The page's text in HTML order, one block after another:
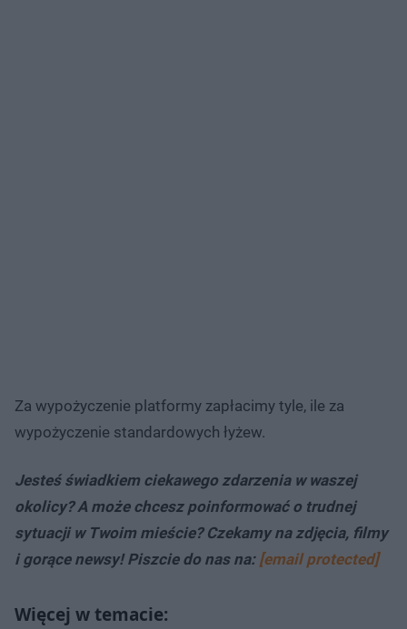
Za wypożyczenie platformy zapłacimy tyle, ile za
wypożyczenie standardowych łyżew.
Jesteś świadkiem ciekawego zdarzenia w waszej
okolicy? A może chcesz poinformować o trudnej
sytuacji w Twoim mieście? Czekamy na zdjęcia, filmy
i gorące newsy! Piszcie do nas na: [email protected]